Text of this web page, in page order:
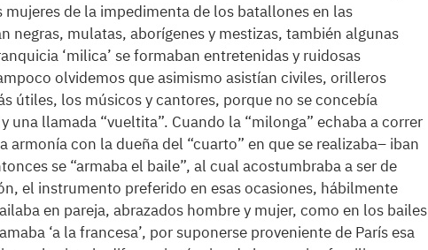
de la impedimenta de los batallones en las
negras, mulatas, aborígenes y mestizas, también algunas
‘milica’ se formaban entretenidas y ruidosas
olvidemos que asimismo asistían civiles, orilleros
útiles, los músicos y cantores, porque no se concebía
una llamada “vueltita”. Cuando la “milonga” echaba a correr
armonía con la dueña del “cuarto” en que se realizaba– iban
se “armaba el baile”, al cual acostumbraba a ser de
el instrumento preferido en esas ocasiones, hábilmente
en pareja, abrazados hombre y mujer, como en los bailes
‘a la francesa’, por suponerse proveniente de París esa